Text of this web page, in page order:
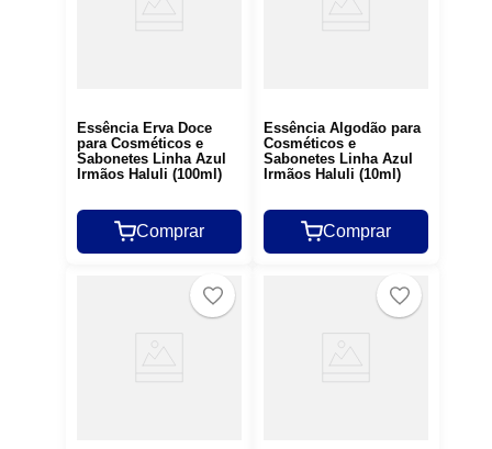
Essência Erva Doce
para Cosméticos e
Sabonetes Linha Azul
Irmãos Haluli (100ml)
Comprar
Essência Algodão para
Cosméticos e
Sabonetes Linha Azul
Irmãos Haluli (10ml)
Comprar